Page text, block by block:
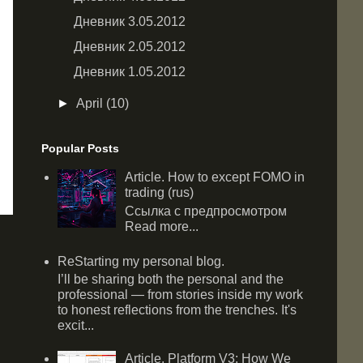
Дневник 3.05.2012
Дневник 2.05.2012
Дневник 1.05.2012
►April (10)
Popular Posts
Article. How to except FOMO in
trading (rus)
Ссылка с предпросмотром
Read more...
ReStarting my personal blog.
I’ll be sharing both the personal and the
professional — from stories inside my work
to honest reflections from the trenches. It's
excit...
Article. Platform V3: How We